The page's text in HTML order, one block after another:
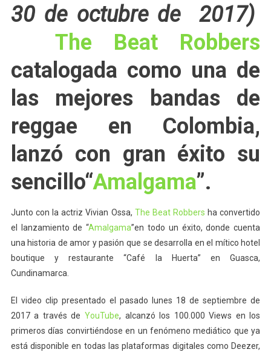
30 de octubre de 2017)
The Beat Robbers
catalogada como una de
las mejores bandas de
reggae en Colombia,
lanzó con gran éxito su
sencillo“Amalgama”.
Junto con la actriz Vivian Ossa, The Beat Robbers ha convertido
el lanzamiento de “Amalgama”en todo un éxito, donde cuenta
una historia de amor y pasión que se desarrolla en el mítico hotel
boutique y restaurante “Café la Huerta” en Guasca,
Cundinamarca.
El video clip presentado el pasado lunes 18 de septiembre de
2017 a través de YouTube, alcanzó los 100.000 Views en los
primeros días convirtiéndose en un fenómeno mediático que ya
está disponible en todas las plataformas digitales como Deezer,